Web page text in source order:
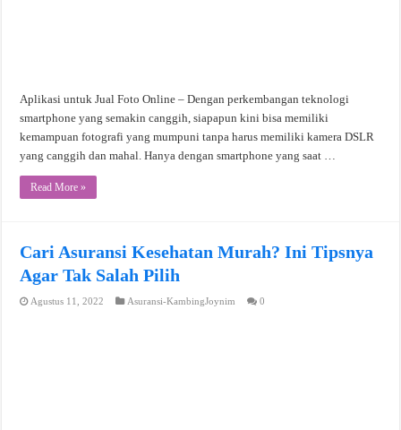
Aplikasi untuk Jual Foto Online – Dengan perkembangan teknologi
smartphone yang semakin canggih, siapapun kini bisa memiliki
kemampuan fotografi yang mumpuni tanpa harus memiliki kamera DSLR
yang canggih dan mahal. Hanya dengan smartphone yang saat …
Read More »
Cari Asuransi Kesehatan Murah? Ini Tipsnya
Agar Tak Salah Pilih
Agustus 11, 2022 Asuransi-KambingJoynim 0